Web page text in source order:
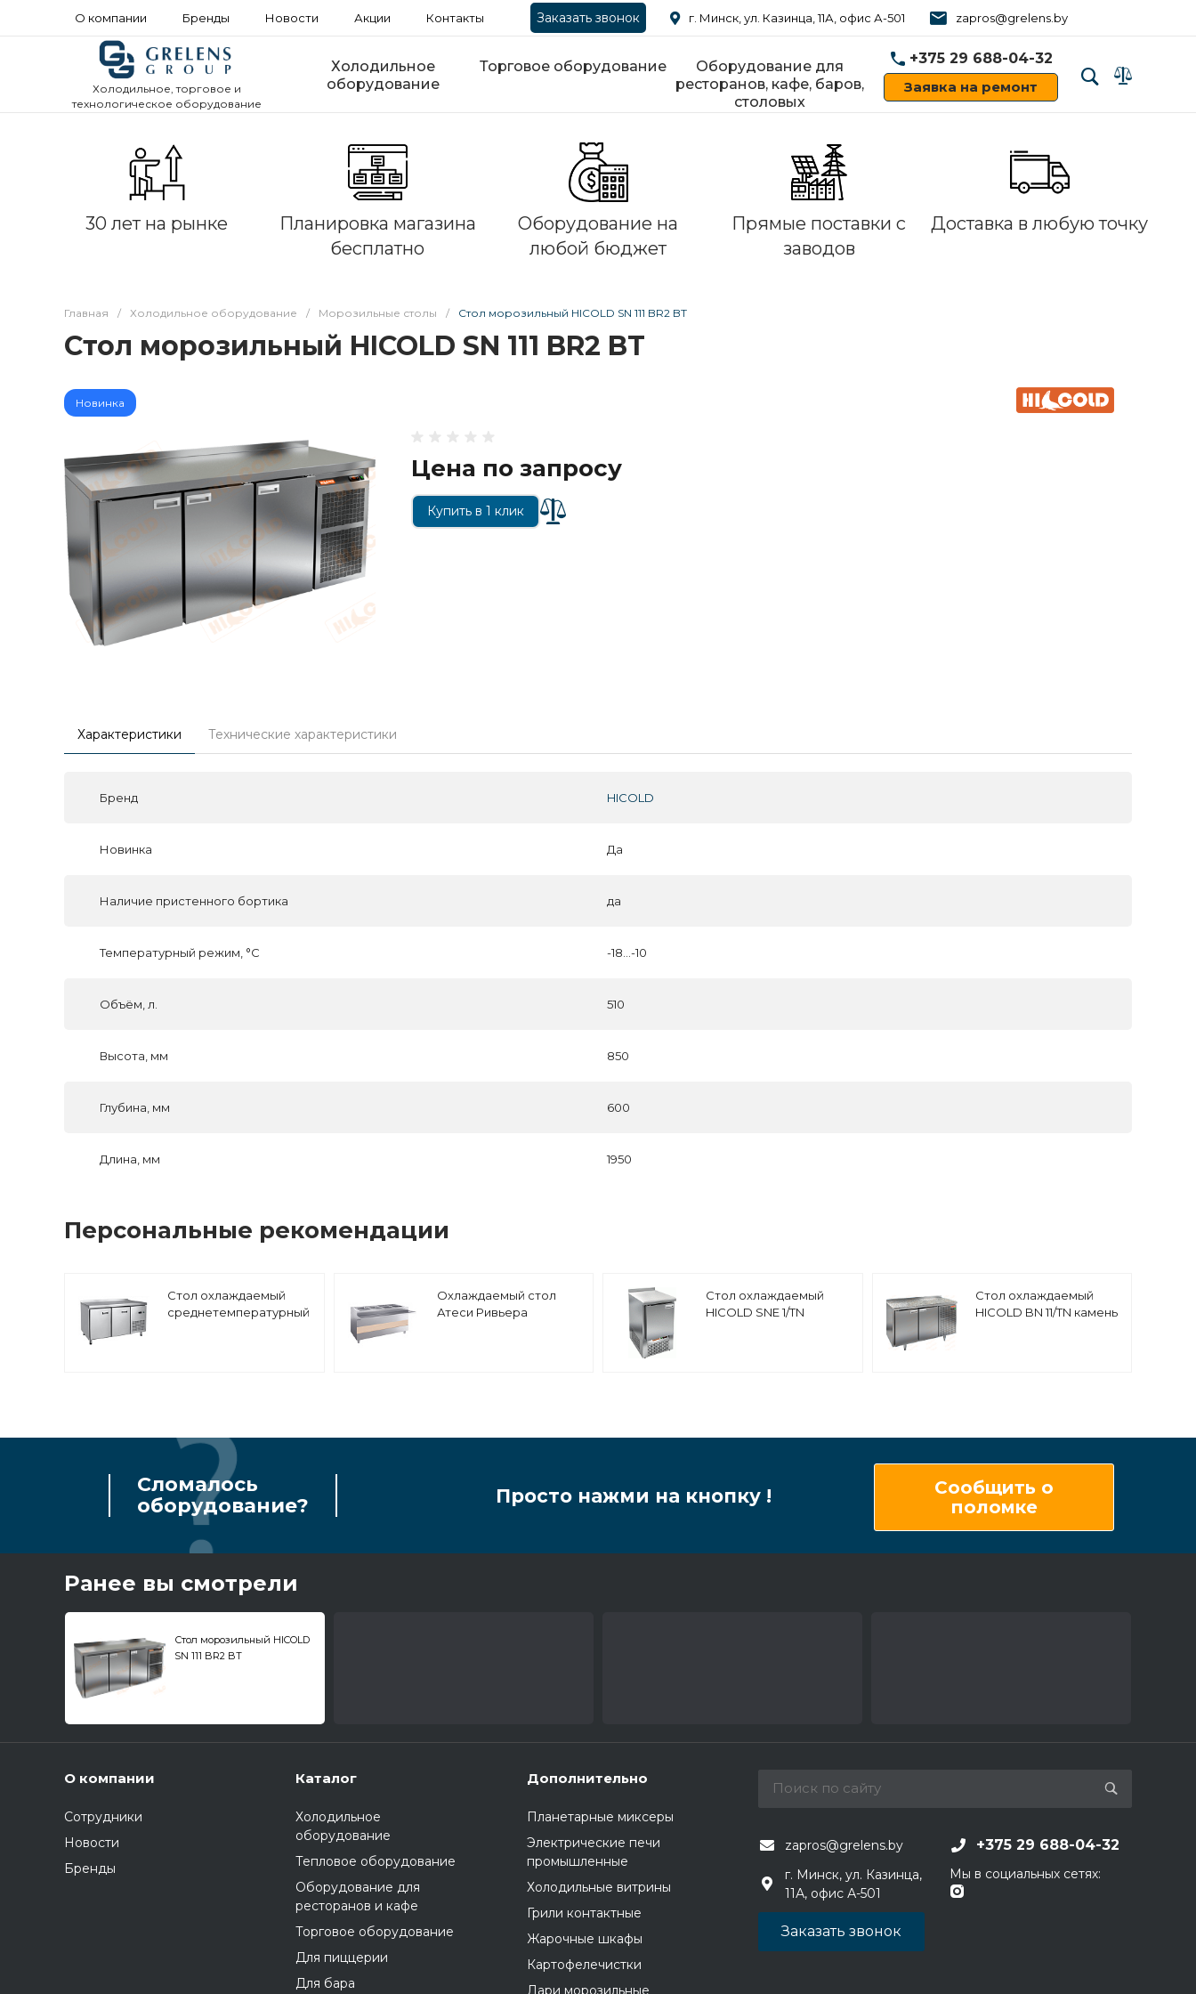
О компании Бренды Новости Акции Контакты Заказать звонок г. Минск, ул. Казинца, 11А, офис А-501 zapros@grelens.by
Холодильное, торговое и
технологическое оборудование
Холодильное
оборудование
Торговое оборудование
Оборудование для
ресторанов, кафе, баров,
столовых
+375 29 688-04-32
Заявка на ремонт
30 лет на рынке
Планировка магазина
бесплатно
Оборудование на
любой бюджет
Прямые поставки с
заводов
Доставка в любую точку
Главная / Холодильное оборудование / Морозильные столы / Стол морозильный HICOLD SN 111 BR2 BT
Стол морозильный HICOLD SN 111 BR2 BT
Новинка
Цена по запросу
Купить в 1 клик
Характеристики Технические характеристики
Бренд HICOLD
Новинка Да
Наличие пристенного бортика да
Температурный режим, °C -18...-10
Объём, л. 510
Высота, мм 850
Глубина, мм 600
Длина, мм 1950
Персональные рекомендации
Стол охлаждаемый
среднетемпературный
Охлаждаемый стол
Атеси Ривьера
Стол охлаждаемый
HICOLD SNE 1/TN
Стол охлаждаемый
HICOLD BN 11/TN камень
Сломалось
оборудование?
Просто нажми на кнопку !
Сообщить о
поломке
Ранее вы смотрели
Стол морозильный HICOLD
SN 111 BR2 BT
О компании
Сотрудники
Новости
Бренды
Каталог
Холодильное
оборудование
Тепловое оборудование
Оборудование для
ресторанов и кафе
Торговое оборудование
Для пиццерии
Для бара
Дополнительно
Планетарные миксеры
Электрические печи
промышленные
Холодильные витрины
Грили контактные
Жарочные шкафы
Картофелечистки
Лари морозильные
zapros@grelens.by +375 29 688-04-32
г. Минск, ул. Казинца,
11А, офис А-501
Мы в социальных сетях:
Заказать звонок